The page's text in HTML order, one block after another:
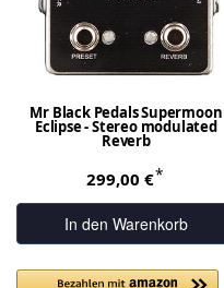
Mr Black Pedals Supermoon
Eclipse - Stereo modulated
Reverb
299,00 €*
In den Warenkorb